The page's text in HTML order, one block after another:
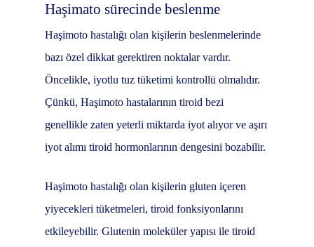
Haşimato sürecinde beslenme
Haşimoto hastalığı olan kişilerin beslenmelerinde
bazı özel dikkat gerektiren noktalar vardır.
Öncelikle, iyotlu tuz tüketimi kontrollü olmalıdır.
Çünkü, Haşimoto hastalarının tiroid bezi
genellikle zaten yeterli miktarda iyot alıyor ve aşırı
iyot alımı tiroid hormonlarının dengesini bozabilir.
Haşimoto hastalığı olan kişilerin gluten içeren
yiyecekleri tüketmeleri, tiroid fonksiyonlarını
etkileyebilir. Glutenin moleküler yapısı ile tiroid